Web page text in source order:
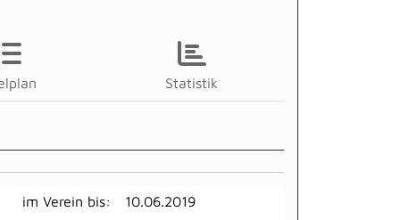
Statistik
im Verein bis:
10.06.2019